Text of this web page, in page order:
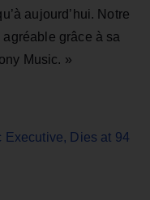
aujourd’hui. Notre
grâce à sa
Music. »
Dies at 94